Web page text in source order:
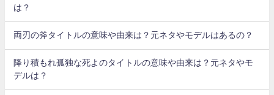
は？
両刃の斧タイトルの意味や由来は？元ネタやモデルはあるの？
降り積もれ孤独な死よのタイトルの意味や由来は？元ネタやモ
デルは？